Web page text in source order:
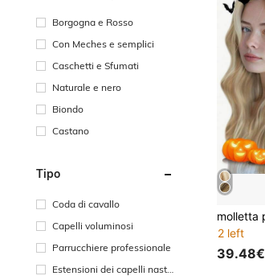
Borgogna e Rosso
Con Meches e semplici
Caschetti e Sfumati
Naturale e nero
Biondo
Castano
Tipo
Coda di cavallo
Capelli voluminosi
Parrucchiere professionale
Estensioni dei capelli nastr
2 left
39.48€